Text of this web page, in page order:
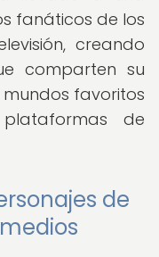
fanáticos de los
creando
comparten su
favoritos
de
de